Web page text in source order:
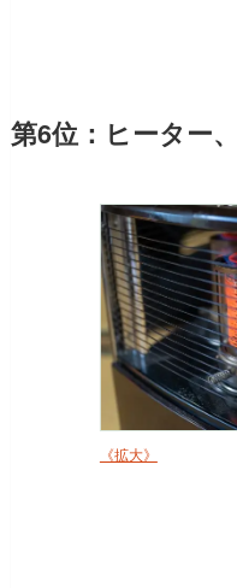
第6位：ヒーター
《拡大》